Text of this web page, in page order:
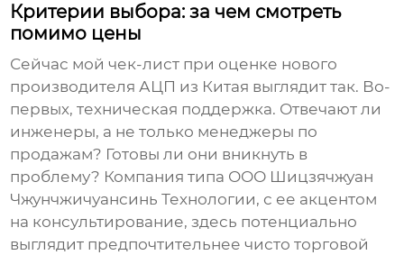
Критерии выбора: за чем смотреть
помимо цены
Сейчас мой чек-лист при оценке нового
производителя АЦП из Китая выглядит так. Во-
первых, техническая поддержка. Отвечают ли
инженеры, а не только менеджеры по
продажам? Готовы ли они вникнуть в
проблему? Компания типа ООО Шицзячжуан
Чжунчжичуансинь Технологии, с ее акцентом
на консультирование, здесь потенциально
выглядит предпочтительнее чисто торговой